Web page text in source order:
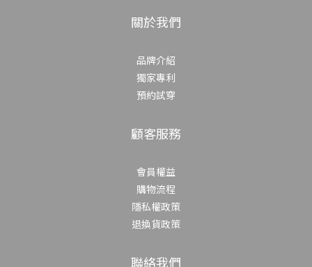
關於我們
品牌介紹
獨家專利
預約試穿
顧客服務
會員權益
購物流程
隱私權政策
退換貨政策
聯絡我們